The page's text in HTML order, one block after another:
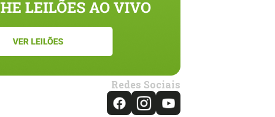
Redes Sociais